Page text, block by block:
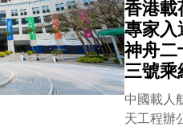
投資界
嘉賓參
與。在
活動開
幕禮
上，香
授周豔
光教授
的研究
團隊，
最近成
功發現
日齊聚校
園，共同
看電視直
播，現場
氛熱烈高
漲。當火
騰飛一刻
香港載
專家入
神舟二
三號乘
中國載人
天工程辦